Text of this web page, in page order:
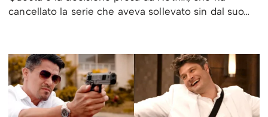
cancellato la serie che aveva sollevato sin dal suo…